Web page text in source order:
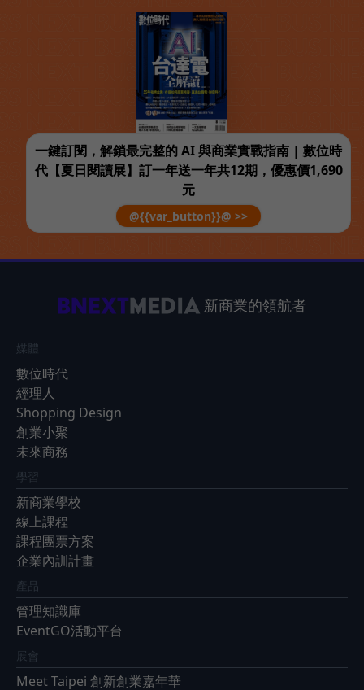
一鍵訂閱，解鎖最完整的 AI 與商業實戰指南 | 數位時
代【夏日閱讀展】訂一年送一年共12期，優惠價1,690
元
@{{var_button}}@ >>
新商業的領航者
媒體
數位時代
經理人
Shopping Design
創業小聚
未來商務
學習
新商業學校
線上課程
課程團票方案
企業內訓計畫
產品
管理知識庫
EventGO活動平台
展會
Meet Taipei 創新創業嘉年華